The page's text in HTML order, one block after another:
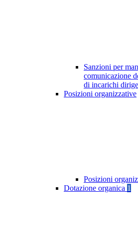
Sanzioni per
comunicazione
di incarichi
Posizioni organizzative
Posizioni
Dotazione organica 1